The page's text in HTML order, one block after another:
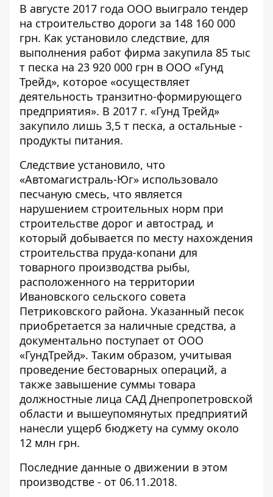
В августе 2017 года ООО выиграло тендер
на строительство дороги за 148 160 000
грн. Как установило следствие, для
выполнения работ фирма закупила 85 тыс
т песка на 23 920 000 грн в ООО «Гунд
Трейд», которое «осуществляет
деятельность транзитно-формирующего
предприятия». В 2017 г. «Гунд Трейд»
закупило лишь 3,5 т песка, а остальные -
продукты питания.
Следствие установило, что
«Автомагистраль-Юг» использовало
песчаную смесь, что является
нарушением строительных норм при
строительстве дорог и автострад, и
который добывается по месту нахождения
строительства пруда-копани для
товарного производства рыбы,
расположенного на территории
Ивановского сельского совета
Петриковского района. Указанный песок
приобретается за наличные средства, а
документально поступает от ООО
«ГундТрейд». Таким образом, учитывая
проведение бестоварных операций, а
также завышение суммы товара
должностные лица САД Днепропетровской
области и вышеупомянутых предприятий
нанесли ущерб бюджету на сумму около
12 млн грн.
Последние данные о движении в этом
производстве - от 06.11.2018.